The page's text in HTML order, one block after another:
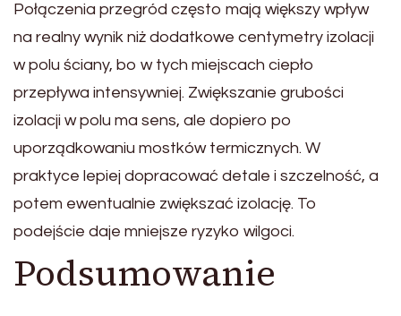
Połączenia przegród często mają większy wpływ
na realny wynik niż dodatkowe centymetry izolacji
w polu ściany, bo w tych miejscach ciepło
przepływa intensywniej. Zwiększanie grubości
izolacji w polu ma sens, ale dopiero po
uporządkowaniu mostków termicznych. W
praktyce lepiej dopracować detale i szczelność, a
potem ewentualnie zwiększać izolację. To
podejście daje mniejsze ryzyko wilgoci.
Podsumowanie